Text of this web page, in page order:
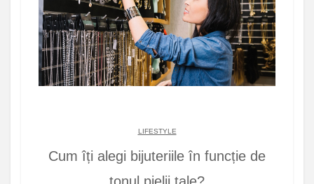
LIFESTYLE
Cum îți alegi bijuteriile în funcție de